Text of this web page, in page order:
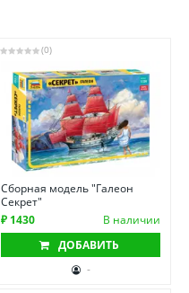
(0)
Сборная модель "Галеон
Секрет"
₽ 1430
В наличии
ДОБАВИТЬ
-